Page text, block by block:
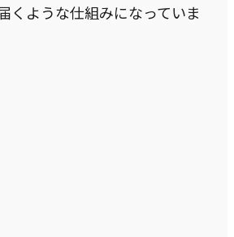
くような仕組みになっていま